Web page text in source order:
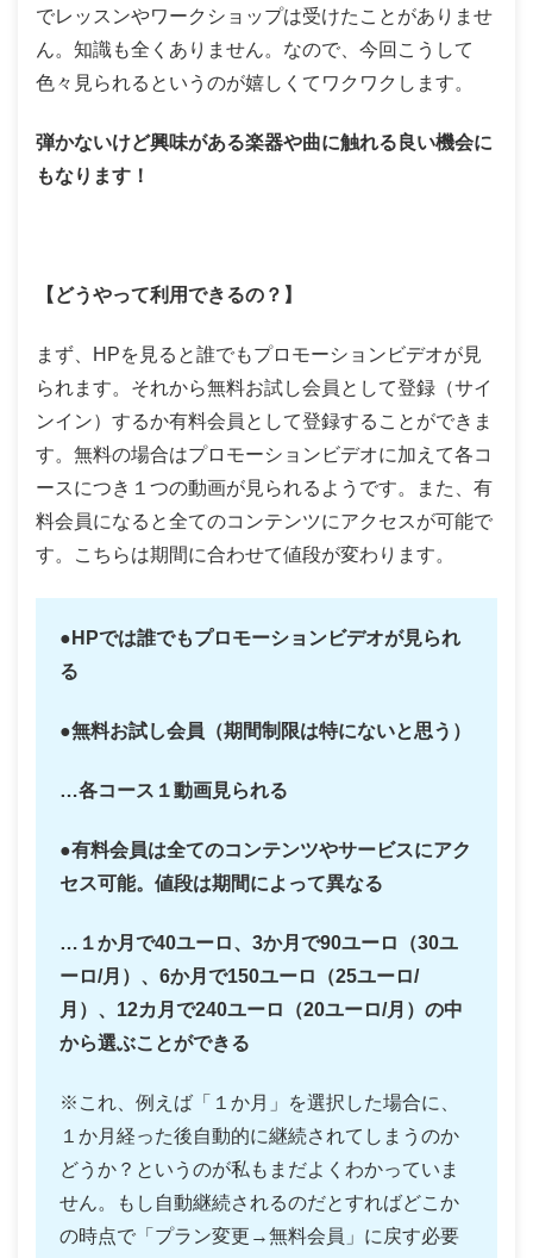
でレッスンやワークショップは受けたことがありませ
ん。知識も全くありません。なので、今回こうして
色々見られるというのが嬉しくてワクワクします。
弾かないけど興味がある楽器や曲に触れる良い機会に
もなります！
【どうやって利用できるの？】
まず、HPを見ると誰でもプロモーションビデオが見
られます。それから無料お試し会員として登録（サイ
ンイン）するか有料会員として登録することができま
す。無料の場合はプロモーションビデオに加えて各コ
ースにつき１つの動画が見られるようです。また、有
料会員になると全てのコンテンツにアクセスが可能で
す。こちらは期間に合わせて値段が変わります。
●HPでは誰でもプロモーションビデオが見られ
る
●無料お試し会員（期間制限は特にないと思う）
…各コース１動画見られる
●有料会員は全てのコンテンツやサービスにアク
セス可能。値段は期間によって異なる
…１か月で40ユーロ、3か月で90ユーロ（30ユ
ーロ/月）、6か月で150ユーロ（25ユーロ/
月）、12カ月で240ユーロ（20ユーロ/月）の中
から選ぶことができる
※これ、例えば「１か月」を選択した場合に、
１か月経った後自動的に継続されてしまうのか
どうか？というのが私もまだよくわかっていま
せん。もし自動継続されるのだとすればどこか
の時点で「プラン変更→無料会員」に戻す必要